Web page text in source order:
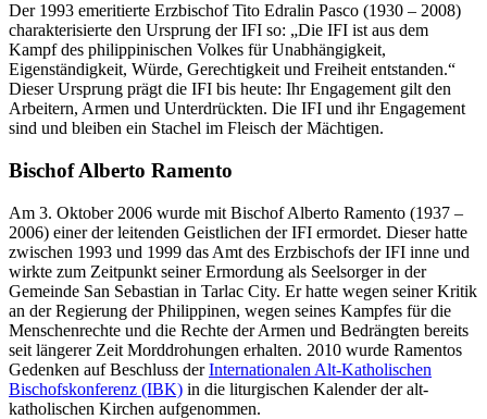
Der 1993 emeritierte Erzbischof Tito Edralin Pasco (1930 – 2008)
charakterisierte den Ursprung der IFI so: „Die IFI ist aus dem
Kampf des philippinischen Volkes für Unabhängigkeit,
Eigenständigkeit, Würde, Gerechtigkeit und Freiheit entstanden.“
Dieser Ursprung prägt die IFI bis heute: Ihr Engagement gilt den
Arbeitern, Armen und Unterdrückten. Die IFI und ihr Engagement
sind und bleiben ein Stachel im Fleisch der Mächtigen.
Bischof Alberto Ramento
Am 3. Oktober 2006 wurde mit Bischof Alberto Ramento (1937 –
2006) einer der leitenden Geistlichen der IFI ermordet. Dieser hatte
zwischen 1993 und 1999 das Amt des Erzbischofs der IFI inne und
wirkte zum Zeitpunkt seiner Ermordung als Seelsorger in der
Gemeinde San Sebastian in Tarlac City. Er hatte wegen seiner Kritik
an der Regierung der Philippinen, wegen seines Kampfes für die
Menschenrechte und die Rechte der Armen und Bedrängten bereits
seit längerer Zeit Morddrohungen erhalten. 2010 wurde Ramentos
Gedenken auf Beschluss derInternationalen Alt-Katholischen
Bischofskonferenz (IBK) in die liturgischen Kalender der alt-
katholischen Kirchen aufgenommen.